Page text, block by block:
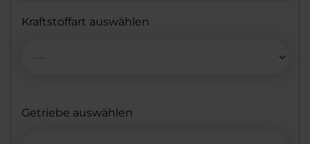
Kraftstoffart auswählen
Getriebe auswählen